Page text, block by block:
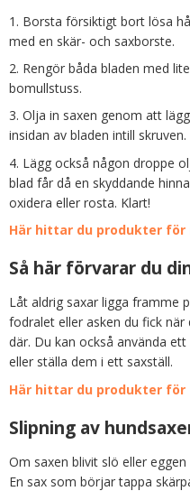
1. Borsta försiktigt bort lösa
med en skär- och saxborste.
2. Rengör båda bladen med
bomullstuss.
3. Olja in saxen genom att
insidan av bladen intill skruven.
4. Lägg också någon droppe
blad får då en skyddande
oxidera eller rosta. Klart!
Här hittar du produkter för
Så här förvarar du
Låt aldrig saxar ligga framme
fodralet eller asken du fick
där. Du kan också använda
eller ställa dem i ett saxställ.
Här hittar du produkter för
Slipning av
Om saxen blivit slö eller
En sax som börjar tappa